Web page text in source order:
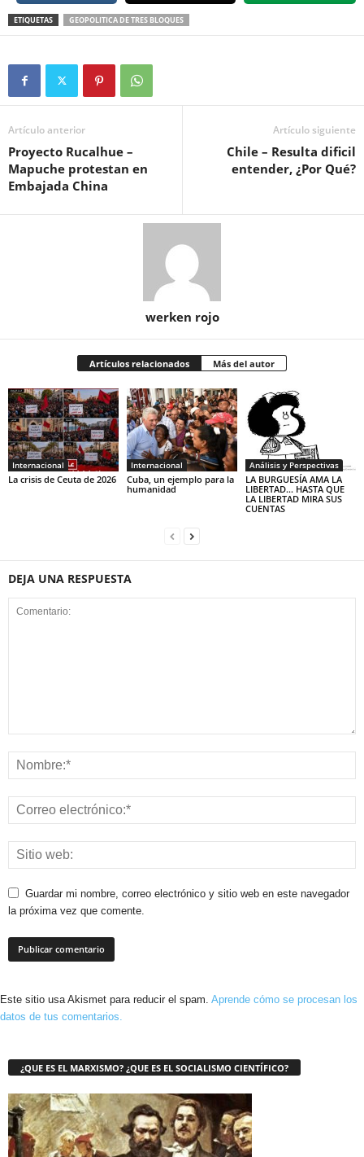
ETIQUETAS GEOPOLITICA DE TRES BLOQUES
Artículo anterior
Proyecto Rucalhue –
Mapuche protestan en
Embajada China
Artículo siguiente
Chile – Resulta dificil
entender, ¿Por Qué?
werken rojo
Artículos relacionados Más del autor
Internacional
La crisis de Ceuta de 2026
Internacional
Cuba, un ejemplo para la
humanidad
Análisis y Perspectivas
LA BURGUESÍA AMA LA
LIBERTAD… HASTA QUE
LA LIBERTAD MIRA SUS
CUENTAS
DEJA UNA RESPUESTA
Guardar mi nombre, correo electrónico y sitio web en este navegador
la próxima vez que comente.
Este sitio usa Akismet para reducir el spam. Aprende cómo se procesan los
datos de tus comentarios.
¿QUE ES EL MARXISMO? ¿QUE ES EL SOCIALISMO CIENTÍFICO?